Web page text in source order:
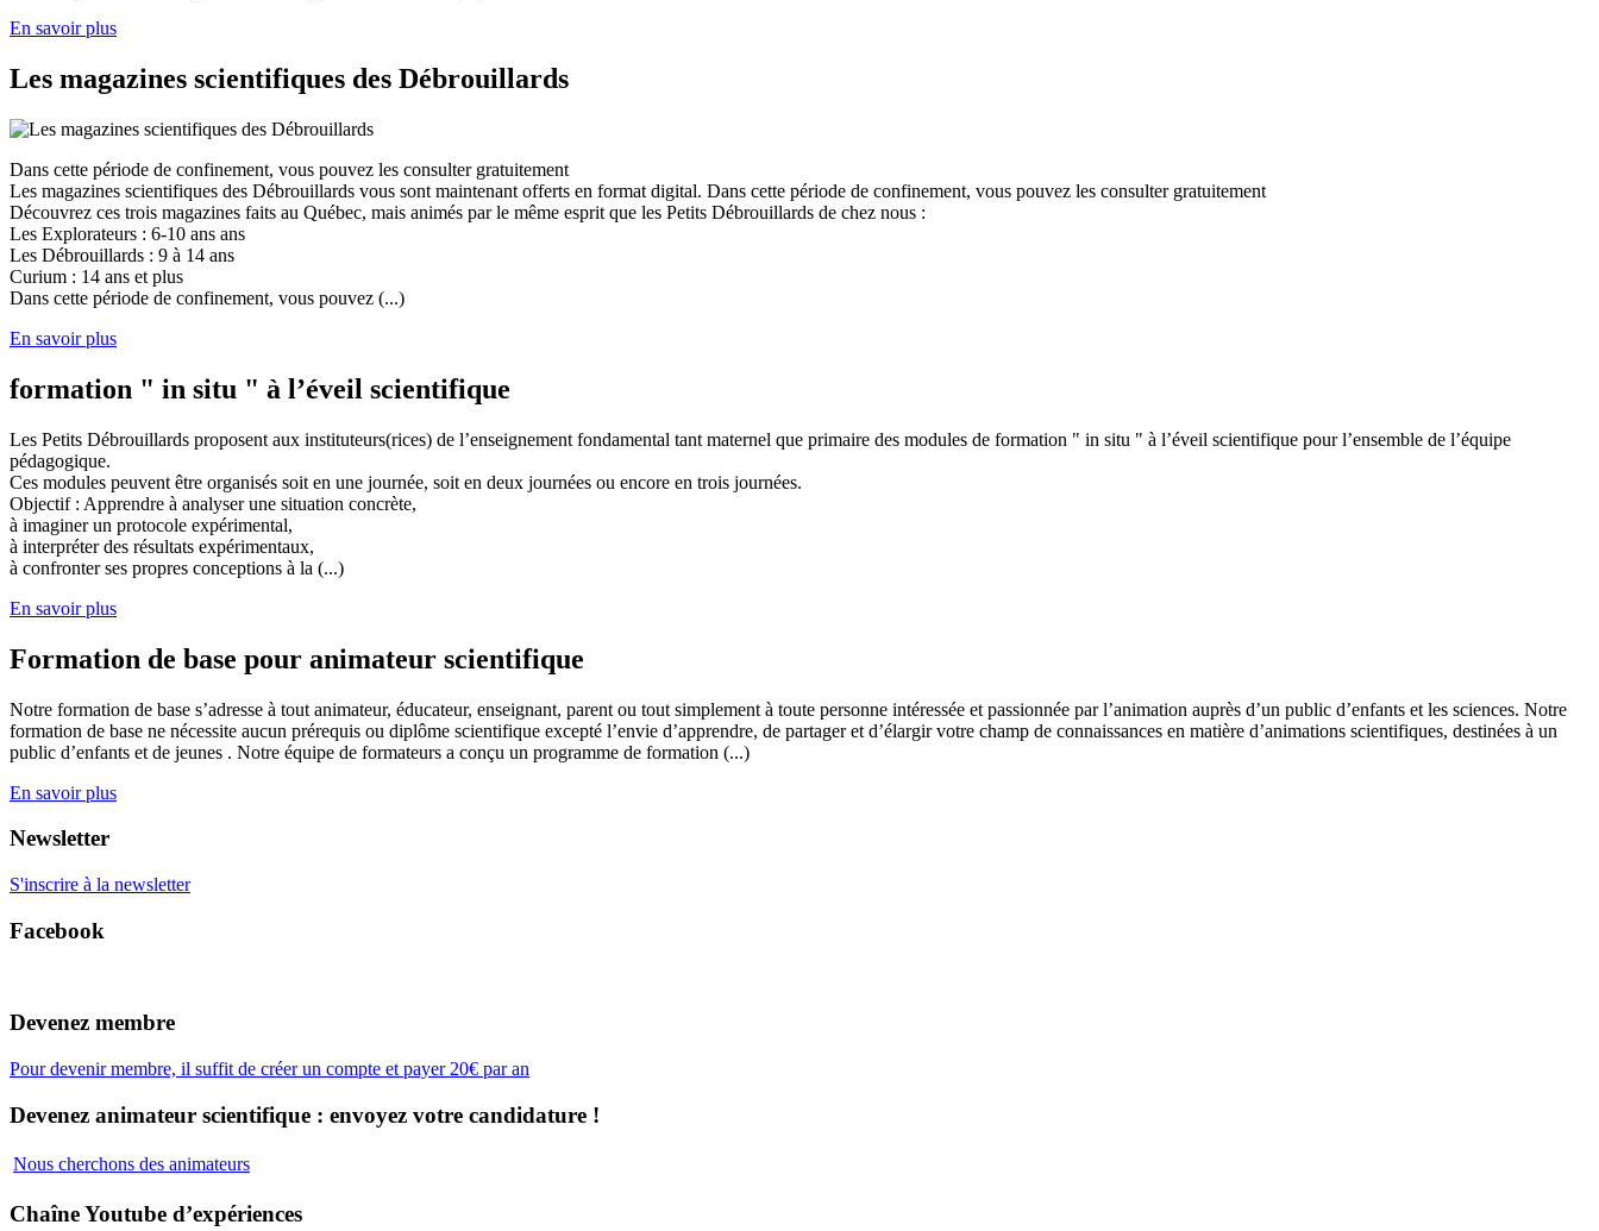
En savoir plus
Les magazines scientifiques des Débrouillards
Dans cette période de confinement, vous pouvez les consulter gratuitement
Les magazines scientifiques des Débrouillards vous sont maintenant offerts en format digital. Dans cette période de confinement, vous pouvez les consulter gratuitement
Découvrez ces trois magazines faits au Québec, mais animés par le même esprit que les Petits Débrouillards de chez nous :
Les Explorateurs : 6-10 ans ans
Les Débrouillards : 9 à 14 ans
Curium : 14 ans et plus
Dans cette période de confinement, vous pouvez (...)
En savoir plus
formation " in situ " à l’éveil scientifique
Les Petits Débrouillards proposent aux instituteurs(rices) de l’enseignement fondamental tant maternel que primaire des modules de formation " in situ " à l’éveil scientifique pour l’ensemble de l’équipe
pédagogique.
Ces modules peuvent être organisés soit en une journée, soit en deux journées ou encore en trois journées.
Objectif : Apprendre à analyser une situation concrète,
à imaginer un protocole expérimental,
à interpréter des résultats expérimentaux,
à confronter ses propres conceptions à la (...)
En savoir plus
Formation de base pour animateur scientifique
Notre formation de base s’adresse à tout animateur, éducateur, enseignant, parent ou tout simplement à toute personne intéressée et passionnée par l’animation auprès d’un public d’enfants et les sciences. Notre
formation de base ne nécessite aucun prérequis ou diplôme scientifique excepté l’envie d’apprendre, de partager et d’élargir votre champ de connaissances en matière d’animations scientifiques, destinées à un
public d’enfants et de jeunes . Notre équipe de formateurs a conçu un programme de formation (...)
En savoir plus
Newsletter
S'inscrire à la newsletter
Facebook
Devenez membre
Pour devenir membre, il suffit de créer un compte et payer 20€ par an
Devenez animateur scientifique : envoyez votre candidature !
Nous cherchons des animateurs
Chaîne Youtube d’expériences